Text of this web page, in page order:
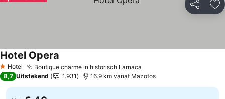
Delen
1 Sterren
Hotel Boutique charme in historisch Larnaca
Hotel Opera
8,7 Uitstekend 1.931 16.9 km vanaf Mazotos